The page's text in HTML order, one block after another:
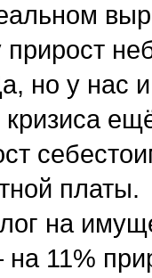
прирост
но у нас
платы.
на
11%